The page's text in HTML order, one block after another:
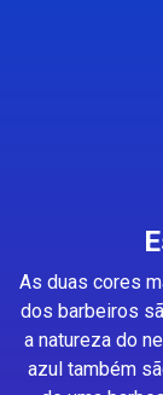
As duas cores
dos barbeiros
a natureza do
azul também